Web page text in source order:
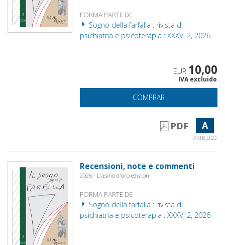
FORMA PARTE DE
Sogno della farfalla : rivista di
psichiatria e psicoterapia : XXXV, 2, 2026
EUR 10,00
IVA excluido
COMPRAR
PDF A
ARTÍCULO
Recensioni, note e commenti
2026 - L'asino d'oro edizioni
FORMA PARTE DE
Sogno della farfalla : rivista di
psichiatria e psicoterapia : XXXV, 2, 2026